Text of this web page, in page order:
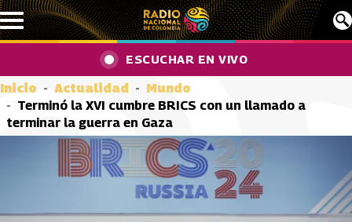
Pasar al contenido principal
ESCUCHAR EN VIVO
Inicio Actualidad
Mundo
Terminó la XVI cumbre BRICS con un llamado a
terminar la guerra en Gaza